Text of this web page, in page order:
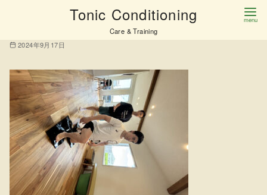
Tonic Conditioning
Care & Training
IMG_0106
2024年9月17日